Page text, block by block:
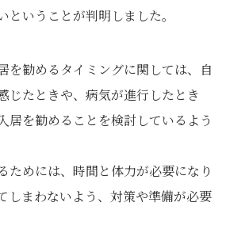
ということが判明しました。
を勧めるタイミングに関しては、自
じたときや、病気が進行したとき
居を勧めることを検討しているよう
ためには、時間と体力が必要になり
しまわないよう、対策や準備が必要